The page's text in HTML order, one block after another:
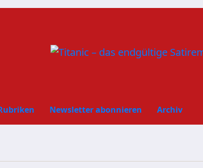
Newsletter abonnieren Archiv